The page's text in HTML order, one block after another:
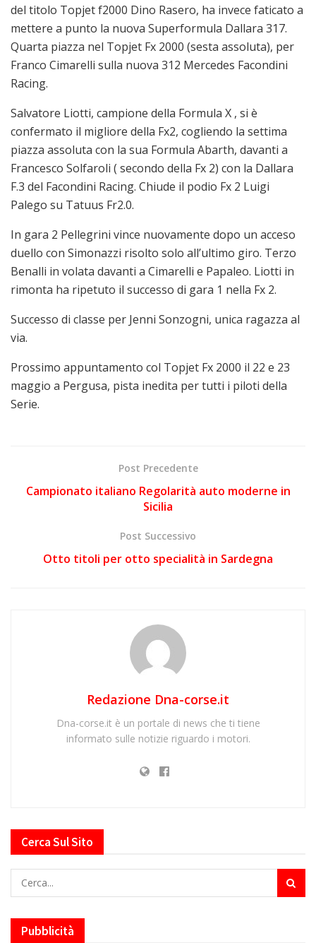
del titolo Topjet f2000 Dino Rasero, ha invece faticato a
mettere a punto la nuova Superformula Dallara 317.
Quarta piazza nel Topjet Fx 2000 (sesta assoluta), per
Franco Cimarelli sulla nuova 312 Mercedes Facondini
Racing.
Salvatore Liotti, campione della Formula X , si è
confermato il migliore della Fx2, cogliendo la settima
piazza assoluta con la sua Formula Abarth, davanti a
Francesco Solfaroli ( secondo della Fx 2) con la Dallara
F.3 del Facondini Racing. Chiude il podio Fx 2 Luigi
Palego su Tatuus Fr2.0.
In gara 2 Pellegrini vince nuovamente dopo un acceso
duello con Simonazzi risolto solo all’ultimo giro. Terzo
Benalli in volata davanti a Cimarelli e Papaleo. Liotti in
rimonta ha ripetuto il successo di gara 1 nella Fx 2.
Successo di classe per Jenni Sonzogni, unica ragazza al
via.
Prossimo appuntamento col Topjet Fx 2000 il 22 e 23
maggio a Pergusa, pista inedita per tutti i piloti della
Serie.
Post Precedente
Campionato italiano Regolarità auto moderne in
Sicilia
Post Successivo
Otto titoli per otto specialità in Sardegna
Redazione Dna-corse.it
Dna-corse.it è un portale di news che ti tiene
informato sulle notizie riguardo i motori.
Cerca Sul Sito
Pubblicità